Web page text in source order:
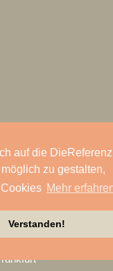
auf die
zu gestalten,
Mehr
Verstanden!